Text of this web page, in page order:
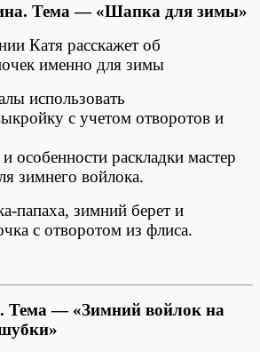
Тема — «Шапка для зимы»
Катя расскажет об
именно для зимы
использовать
с учетом отворотов и
особенности раскладки мастер
зимнего войлока.
папаха, зимний берет и
с отворотом из флиса.
Тема — «Зимний войлок на